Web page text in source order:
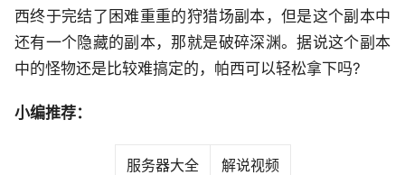
西终于完结了困难重重的狩猎场副本，但是这个副本中
还有一个隐藏的副本，那就是破碎深渊。据说这个副本
中的怪物还是比较难搞定的，帕西可以轻松拿下吗?
小编推荐：
服务器大全 解说视频